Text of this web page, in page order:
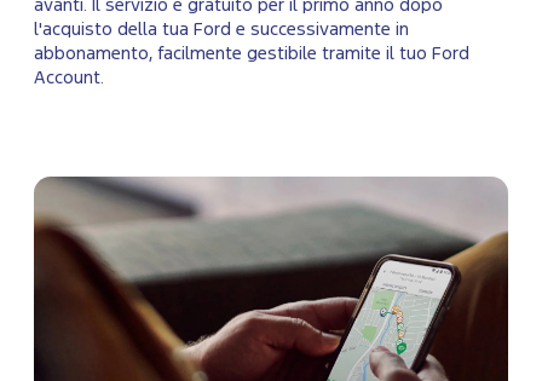
avanti. Il servizio è gratuito per il primo anno dopo
l'acquisto della tua Ford e successivamente in
abbonamento, facilmente gestibile tramite il tuo Ford
Account.